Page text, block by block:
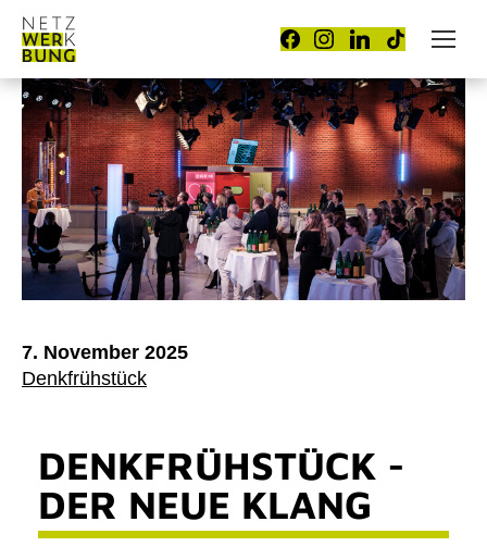
7. November 2025
Denkfrühstück
DENKFRÜHSTÜCK -
DER NEUE KLANG